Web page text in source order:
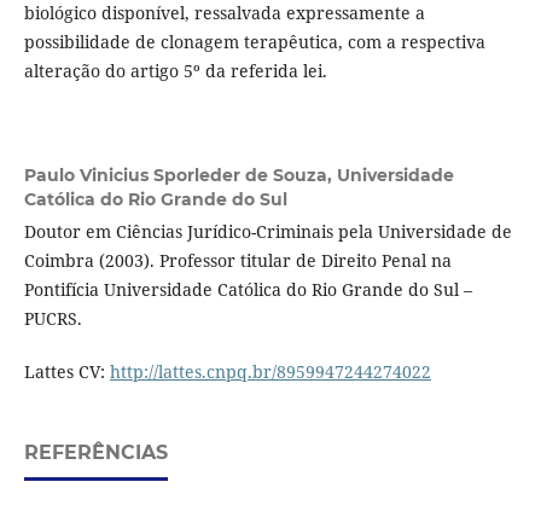
biológico disponível, ressalvada expressamente a
possibilidade de clonagem terapêutica, com a respectiva
alteração do artigo 5º da referida lei.
Paulo Vinicius Sporleder de Souza, Universidade
Católica do Rio Grande do Sul
Doutor em Ciências Jurídico-Criminais pela Universidade de
Coimbra (2003). Professor titular de Direito Penal na
Pontifícia Universidade Católica do Rio Grande do Sul –
PUCRS.
Lattes CV: http://lattes.cnpq.br/8959947244274022
REFERÊNCIAS